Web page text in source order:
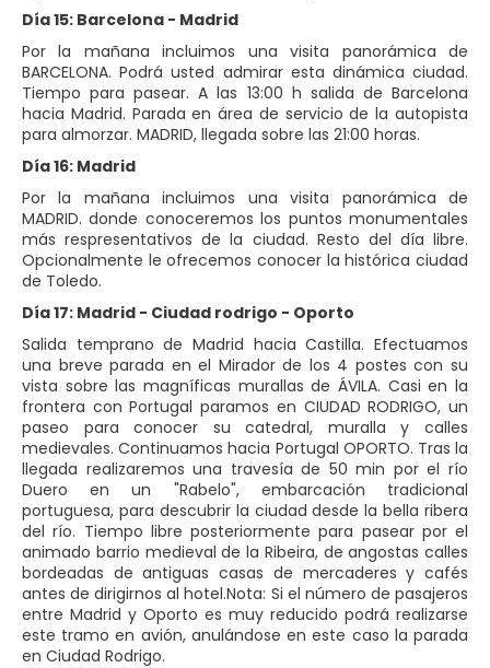
Día 15: Barcelona - Madrid
Por la mañana incluimos una visita panorámica de
BARCELONA. Podrá usted admirar esta dinámica ciudad.
Tiempo para pasear. A las 13:00 h salida de Barcelona
hacia Madrid. Parada en área de servicio de la autopista
para almorzar. MADRID, llegada sobre las 21:00 horas.
Día 16: Madrid
Por la mañana incluimos una visita panorámica de
MADRID. donde conoceremos los puntos monumentales
más respresentativos de la ciudad. Resto del día libre.
Opcionalmente le ofrecemos conocer la histórica ciudad
de Toledo.
Día 17: Madrid - Ciudad rodrigo - Oporto
Salida temprano de Madrid hacia Castilla. Efectuamos
una breve parada en el Mirador de los 4 postes con su
vista sobre las magníficas murallas de ÁVILA. Casi en la
frontera con Portugal paramos en CIUDAD RODRIGO, un
paseo para conocer su catedral, muralla y calles
medievales. Continuamos hacia Portugal OPORTO. Tras la
llegada realizaremos una travesía de 50 min por el río
Duero en un "Rabelo", embarcación tradicional
portuguesa, para descubrir la ciudad desde la bella ribera
del río. Tiempo libre posteriormente para pasear por el
animado barrio medieval de la Ribeira, de angostas calles
bordeadas de antiguas casas de mercaderes y cafés
antes de dirigirnos al hotel.Nota: Si el número de pasajeros
entre Madrid y Oporto es muy reducido podrá realizarse
este tramo en avión, anulándose en este caso la parada
en Ciudad Rodrigo.